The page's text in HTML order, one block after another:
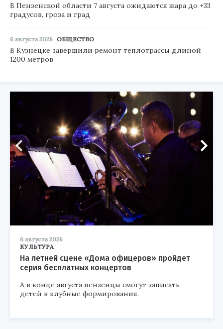
В Пензенской области 7 августа ожидаются жара до +33
градусов, гроза и град
6 августа 2026 ОБЩЕСТВО
В Кузнецке завершили ремонт теплотрассы длиной
1200 метров
6 августа 2026
КУЛЬТУРА
На летней сцене «Дома офицеров» пройдет
серия бесплатных концертов
А в конце августа пензенцы смогут записать
детей в клубные формирования.